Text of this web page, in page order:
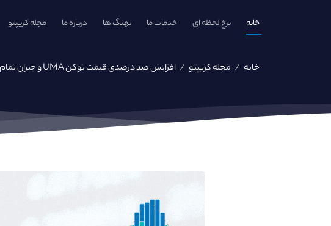
خانه نرخ لحظه ای خدمات ما نهنگ ها درباره ما مجله کریپتو
خانه / مجله کریپتو / افزایش صد درصدی قیمت توکن UMA و جبران تمام ضرر های سال ۲۰۲۲